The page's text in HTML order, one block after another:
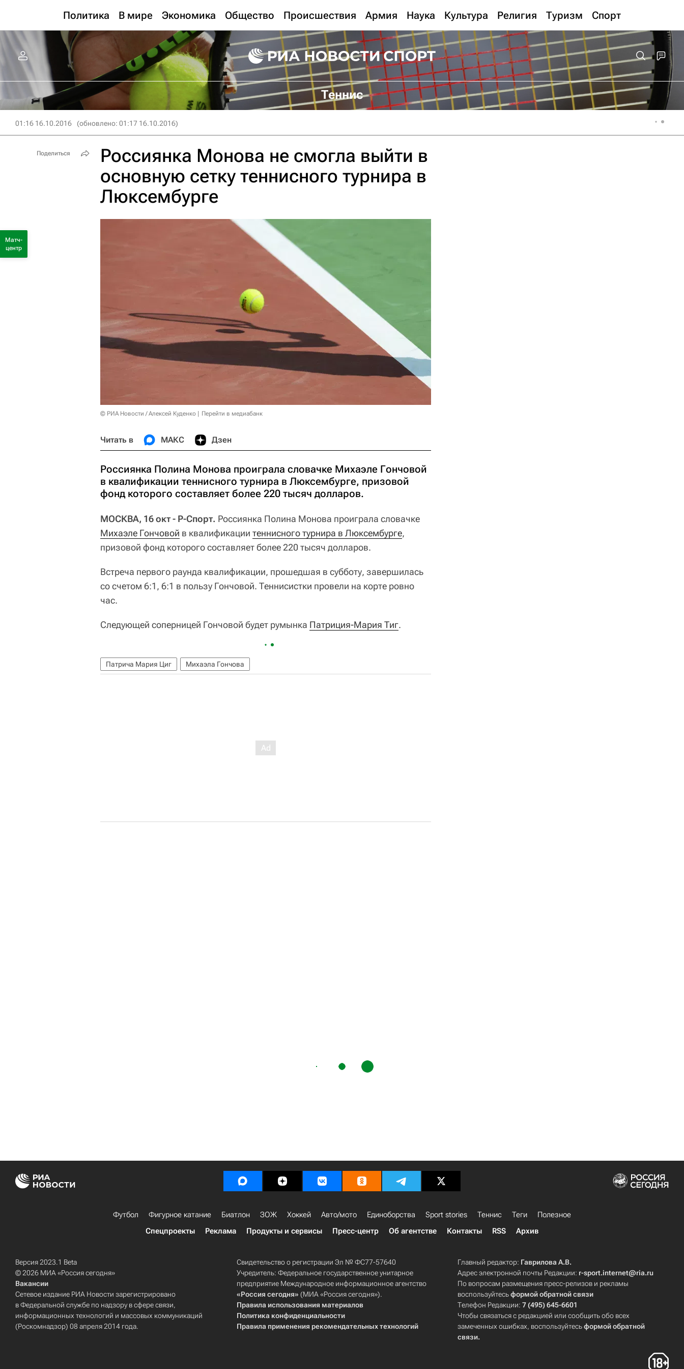
Политика В мире Экономика Общество Происшествия Армия Наука Культура Религия Туризм Спорт
Теннис
01:16 16.10.2016 (обновлено: 01:17 16.10.2016)
Россиянка Монова не смогла выйти в
основную сетку теннисного турнира в
Люксембурге
© РИА Новости / Алексей Куденко Перейти в медиабанк
Читать в МАКС Дзен
Россиянка Полина Монова проиграла словачке Михаэле Гончовой
в квалификации теннисного турнира в Люксембурге, призовой
фонд которого составляет более 220 тысяч долларов.
МОСКВА, 16 окт - Р-Спорт. Россиянка Полина Монова проиграла словачке
Михаэле Гончовой в квалификации теннисного турнира в Люксембурге,
призовой фонд которого составляет более 220 тысяч долларов.
Встреча первого раунда квалификации, прошедшая в субботу, завершилась
со счетом 6:1, 6:1 в пользу Гончовой. Теннисистки провели на корте ровно
час.
Следующей соперницей Гончовой будет румынка Патриция-Мария Тиг.
Патрича Мария Циг Михаэла Гончова
Поделиться
Матч-
центр
Футбол Фигурное катание Биатлон ЗОЖ Хоккей Авто/мото Единоборства Sport stories Теннис Теги
Полезное
Спецпроекты
Реклама Продукты и сервисы Пресс-центр Об агентстве Контакты RSS Архив
Версия 2023.1 Beta
© 2026 МИА «Россия сегодня»
Вакансии
Сетевое издание РИА Новости зарегистрировано
в Федеральной службе по надзору в сфере связи,
информационных технологий и массовых коммуникаций
(Роскомнадзор) 08 апреля 2014 года.
Свидетельство о регистрации Эл № ФС77-57640
Учредитель: Федеральное государственное унитарное
предприятие Международное информационное агентство
«Россия сегодня» (МИА «Россия сегодня»).
Правила использования материалов
Политика конфиденциальности
Правила применения рекомендательных технологий
Главный редактор: Гаврилова А.В.
Адрес электронной почты Редакции: r-sport.internet@ria.ru
По вопросам размещения пресс-релизов и рекламы
воспользуйтесьформой обратной связи
Телефон Редакции:7 (495) 645-6601
Чтобы связаться с редакцией или сообщить обо всех
замеченных ошибках, воспользуйтесьформой обратной
связи.